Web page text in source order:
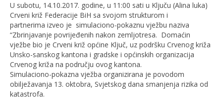
U subotu, 14.10.2017. godine, u 11:00 sati u Ključu (Alina luka)
Crveni križ Federacije BiH sa svojom strukturom i
partnerima izveo je simulaciono-pokaznu vježbu naziva
“Zbrinjavanje povrijeđenih nakon zemljotresa. Domaćin
vježbe bio je Crveni križ općine Ključ, uz podršku Crvenog križa
Unsko-sanskog kantona i gradske i općinskih organizacija
Crvenog križa na području ovog kantona.
Simulaciono-pokazna vježba organizirana je povodom
obilježavanja 13. oktobra, Svjetskog dana smanjenja rizika od
katastrofa.